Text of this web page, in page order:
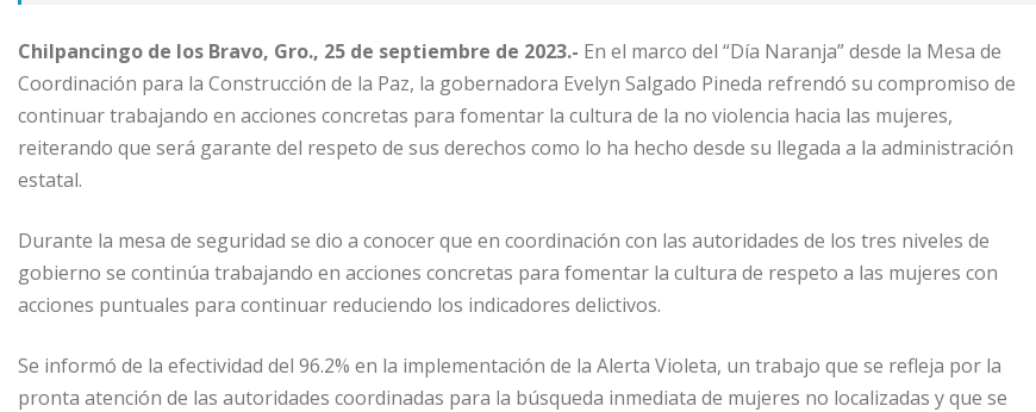
Chilpancingo de los Bravo, Gro., 25 de septiembre de 2023.- En el marco del “Día Naranja” desde la Mesa de
Coordinación para la Construcción de la Paz, la gobernadora Evelyn Salgado Pineda refrendó su compromiso de
continuar trabajando en acciones concretas para fomentar la cultura de la no violencia hacia las mujeres,
reiterando que será garante del respeto de sus derechos como lo ha hecho desde su llegada a la administración
estatal.
Durante la mesa de seguridad se dio a conocer que en coordinación con las autoridades de los tres niveles de
gobierno se continúa trabajando en acciones concretas para fomentar la cultura de respeto a las mujeres con
acciones puntuales para continuar reduciendo los indicadores delictivos.
Se informó de la efectividad del 96.2% en la implementación de la Alerta Violeta, un trabajo que se refleja por la
pronta atención de las autoridades coordinadas para la búsqueda inmediata de mujeres no localizadas y que se